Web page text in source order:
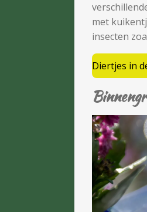
met
insecten
Diertjes in